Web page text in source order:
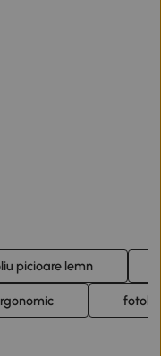
picioare lemn